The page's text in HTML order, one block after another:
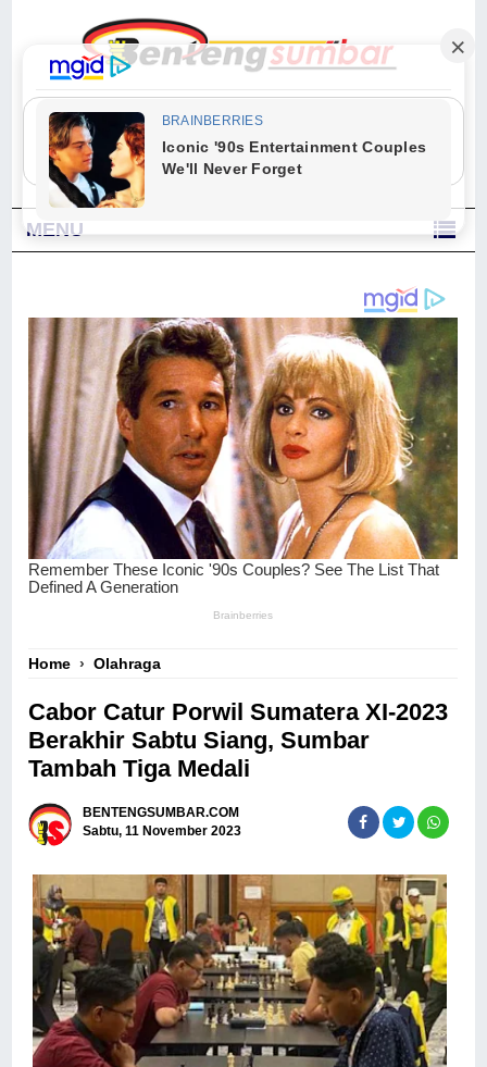
"Sesungguhnya Allah dan para malaikat-Nya berselawat untuk Nabi.
Wahai orang-orang yang beriman, berselawatlah kamu untuk Nabi dan
ucapkanlah salam dengan penuh penghormatan kepadanya." (Qs. Al
Ahzab Ayat 56)
MENU
Home ›Olahraga
Cabor Catur Porwil Sumatera XI-2023
Berakhir Sabtu Siang, Sumbar
Tambah Tiga Medali
BENTENGSUMBAR.COM
Sabtu, 11 November 2023